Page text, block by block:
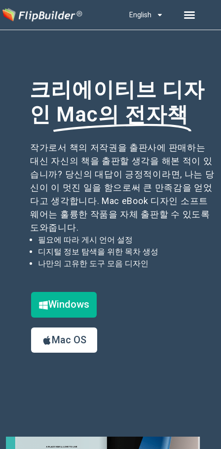
English
크리에이티브 디자
인 Mac의 전자책
작가로서 책의 저작권을 출판사에 판매하는
대신 자신의 책을 출판할 생각을 해본 적이 있
습니까? 당신의 대답이 긍정적이라면, 나는 당
신이 이 멋진 일을 함으로써 큰 만족감을 얻었
다고 생각합니다. Mac eBook 디자인 소프트
웨어는 훌륭한 작품을 자체 출판할 수 있도록
도와줍니다.
필요에 따라 게시 언어 설정
디지털 정보 탐색을 위한 목차 생성
나만의 고유한 도구 모음 디자인
Windows
Mac OS